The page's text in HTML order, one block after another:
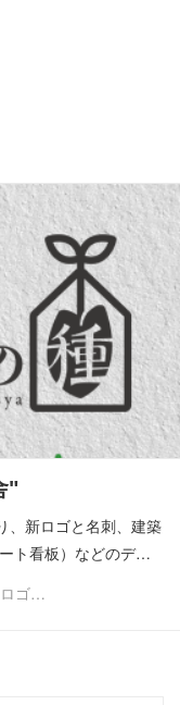
"
、新ロゴと名刺、建築
ト看板）などのデ…
ロゴデザイン